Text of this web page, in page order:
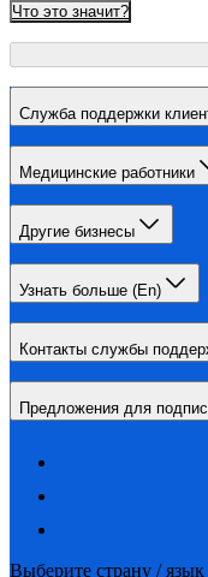
Что это значит?
Служба поддержки
Медицинские работники
Другие бизнесы
Узнать больше (En)
Контакты службы
Предложения для
Выберите страну / язык